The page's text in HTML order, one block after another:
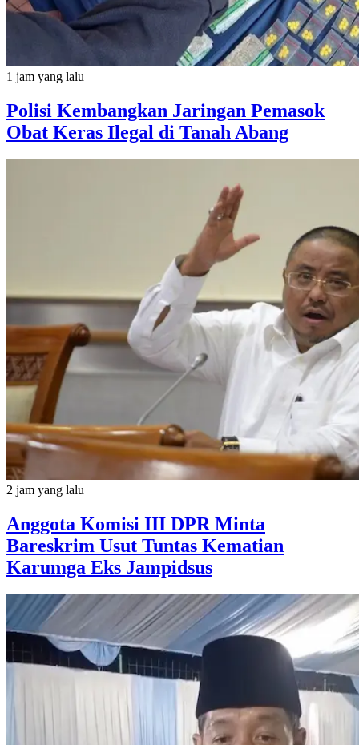
1 jam yang lalu
Polisi Kembangkan Jaringan Pemasok
Obat Keras Ilegal di Tanah Abang
2 jam yang lalu
Anggota Komisi III DPR Minta
Bareskrim Usut Tuntas Kematian
Karumga Eks Jampidsus